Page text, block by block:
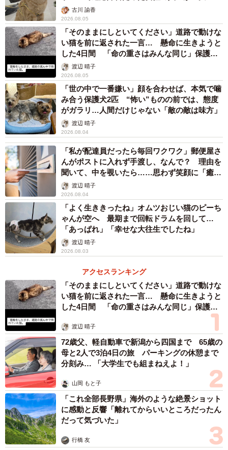
み板を踏んでも猫が軽すぎて扉が閉まりませんでした。ど
うしようか迷い続ける間に仕掛けたご飯がどんどんなくな
っていくため、意を決して背後から近づき、踏み板を指で
押して閉めました。逃がしてしまうか捕獲成功するか紙一
重でした」
引越し当日に逃げた猫
古川 諭香
2026.08.05
「そのままにしといてください」道路で動けな
い猫を前に返された一言… 懸命に生きようと
した4日間 「命の重さはみんな同じ」保護団
体代表の訴え
渡辺 晴子
2026.08.05
「世の中で一番嫌い」顔を合わせば、本気で噛
み合う保護犬2匹 “怖い”ものの前では、態度
がガラリ…人間だけじゃない「敵の敵は味方」
渡辺 晴子
2026.08.04
「私が配達員だったら毎回ワクワク」郵便屋さ
んがポストに入れず手渡し、なんで？ 理由を
聞いて、中を覗いたら……思わず笑顔に「癒し
ですね」
渡辺 晴子
2026.08.04
「よく生ききったね」オムツおじい猫のピーち
ゃんが空へ 最期まで回転ドラムを回して…
「あっぱれ」「幸せな大往生でしたね」
渡辺 晴子
2026.08.03
アクセスランキング
「そのままにしといてください」道路で動けな
い猫を前に返された一言… 懸命に生きようと
した4日間 「命の重さはみんな同じ」保護団
渡辺 晴子
72歳父、軽自動車で新潟から四国まで 65歳の
母と2人で3泊4日の旅 パーキングの休憩まで
分刻み… 「大学生でも組まねえよ！」
山岡 もと子
「これ全部長野県」海外のような絶景ショット
に感動と反響「離れてからいいところだったん
だって気づいた」
行橋 友